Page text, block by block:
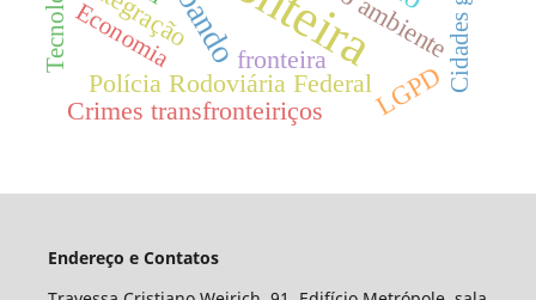
Polícia Rodoviária Federal
Crimes transfronteiriços LGPD
fronteira
Economia
Endereço e Contatos